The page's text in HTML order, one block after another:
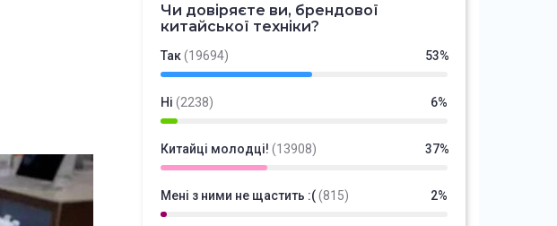
Чи довіряєте ви, брендової
китайської техніки?
Так(19694) 53%
Ні (2238) 6%
Китайці молодці! (13908) 37%
Мені з ними не щастить :((815) 2%